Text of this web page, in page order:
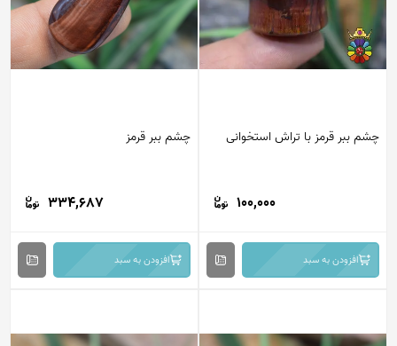
چشم ببر قرمز با تراش استخوانی
100,000
افزودن به سبد
چشم ببر قرمز
334,687
افزودن به سبد